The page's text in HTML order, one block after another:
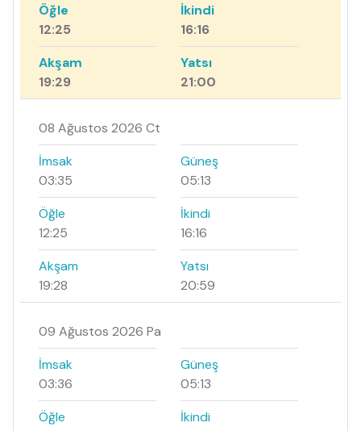
Öğle
12:25
İkindi
16:16
Akşam
19:29
Yatsı
21:00
08 Ağustos 2026 Ct
İmsak
03:35
Güneş
05:13
Öğle
12:25
İkindi
16:16
Akşam
19:28
Yatsı
20:59
09 Ağustos 2026 Pa
İmsak
03:36
Güneş
05:13
Öğle
İkindi